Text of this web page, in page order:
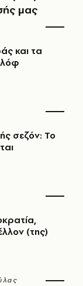
μας
και τα
σεζόν: Το
(της)